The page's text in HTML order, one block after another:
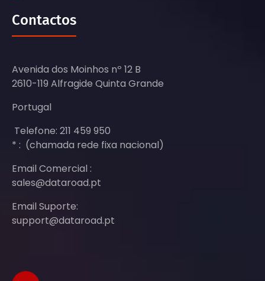
Contactos
Avenida dos Moinhos nº 12 B
2610-119 Alfragide Quinta Grande
Portugal
Telefone: 211 459 950
* : (chamada rede fixa nacional)
Email Comercial :
sales@dataroad.pt
Email Suporte:
support@dataroad.pt